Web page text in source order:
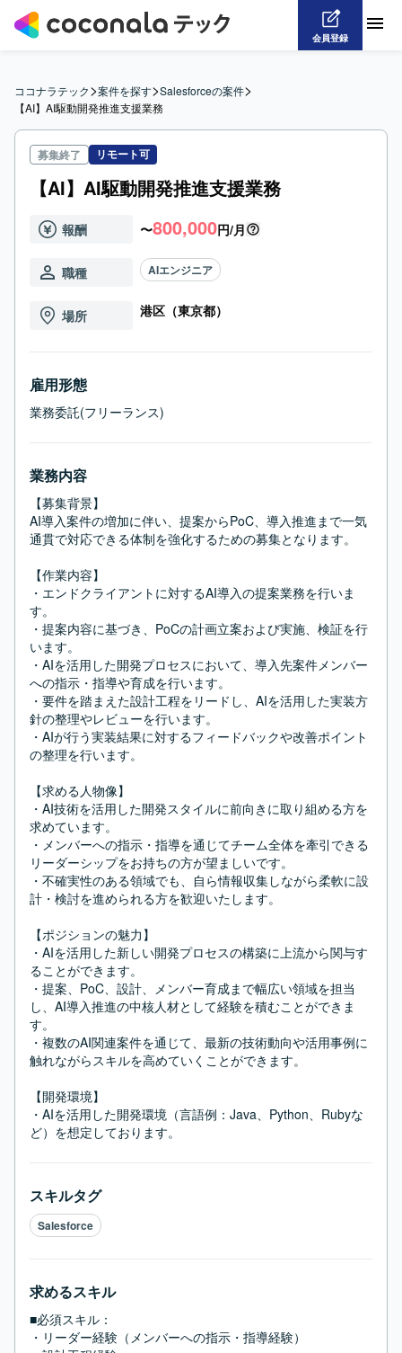
会員登録
ココナラテック>案件を探す>Salesforceの案件>
【AI】AI駆動開発推進支援業務
募集終了 リモート可
【AI】AI駆動開発推進支援業務
報酬 〜800,000円/月
職種 AIエンジニア
場所 港区（東京都）
雇用形態
業務委託(フリーランス)
業務内容
【募集背景】
AI導入案件の増加に伴い、提案からPoC、導入推進まで一気
通貫で対応できる体制を強化するための募集となります。
【作業内容】
・エンドクライアントに対するAI導入の提案業務を行いま
す。
・提案内容に基づき、PoCの計画立案および実施、検証を行
います。
・AIを活用した開発プロセスにおいて、導入先案件メンバー
への指示・指導や育成を行います。
・要件を踏まえた設計工程をリードし、AIを活用した実装方
針の整理やレビューを行います。
・AIが行う実装結果に対するフィードバックや改善ポイント
の整理を行います。
【求める人物像】
・AI技術を活用した開発スタイルに前向きに取り組める方を
求めています。
・メンバーへの指示・指導を通じてチーム全体を牽引できる
リーダーシップをお持ちの方が望ましいです。
・不確実性のある領域でも、自ら情報収集しながら柔軟に設
計・検討を進められる方を歓迎いたします。
【ポジションの魅力】
・AIを活用した新しい開発プロセスの構築に上流から関与す
ることができます。
・提案、PoC、設計、メンバー育成まで幅広い領域を担当
し、AI導入推進の中核人材として経験を積むことができま
す。
・複数のAI関連案件を通じて、最新の技術動向や活用事例に
触れながらスキルを高めていくことができます。
【開発環境】
・AIを活用した開発環境（言語例：Java、Python、Rubyな
ど）を想定しております。
スキルタグ
Salesforce
求めるスキル
■必須スキル：
・リーダー経験（メンバーへの指示・指導経験）